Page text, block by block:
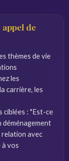
de
thèmes de vie
les
carrière, les
ciblées : "Est-ce
déménagement
relation avec
à vos